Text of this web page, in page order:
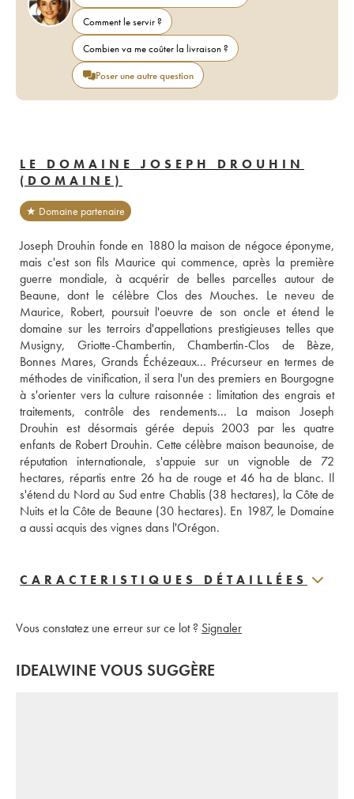
Comment le servir ?
Combien va me coûter la livraison ?
Poser une autre question
LE DOMAINE JOSEPH DROUHIN
(DOMAINE)
★ Domaine partenaire
Joseph Drouhin fonde en 1880 la maison de négoce éponyme,
mais c'est son fils Maurice qui commence, après la première
guerre mondiale, à acquérir de belles parcelles autour de
Beaune, dont le célèbre Clos des Mouches. Le neveu de
Maurice, Robert, poursuit l'oeuvre de son oncle et étend le
domaine sur les terroirs d'appellations prestigieuses telles que
Musigny, Griotte-Chambertin, Chambertin-Clos de Bèze,
Bonnes Mares, Grands Échézeaux... Précurseur en termes de
méthodes de vinification, il sera l'un des premiers en Bourgogne
à s'orienter vers la culture raisonnée : limitation des engrais et
traitements, contrôle des rendements... La maison Joseph
Drouhin est désormais gérée depuis 2003 par les quatre
enfants de Robert Drouhin. Cette célèbre maison beaunoise, de
réputation internationale, s'appuie sur un vignoble de 72
hectares, répartis entre 26 ha de rouge et 46 ha de blanc. Il
s'étend du Nord au Sud entre Chablis (38 hectares), la Côte de
Nuits et la Côte de Beaune (30 hectares). En 1987, le Domaine
a aussi acquis des vignes dans l'Orégon.
CARACTERISTIQUES DÉTAILLÉES
Vous constatez une erreur sur ce lot ? Signaler
IDEALWINE VOUS SUGGÈRE